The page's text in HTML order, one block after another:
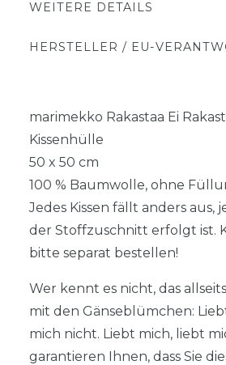
WEITERE DETAILS
HERSTELLER / EU-
marimekko Rakastaa Ei
Kissenhülle
50 x 50 cm
100 % Baumwolle, ohne
Jedes Kissen fällt anders aus,
der Stoffzuschnitt erfolgt ist.
bitte separat bestellen!
Wer kennt es nicht, das
mit den Gänseblümchen:
mich nicht. Liebt mich, liebt
garantieren Ihnen, dass Sie